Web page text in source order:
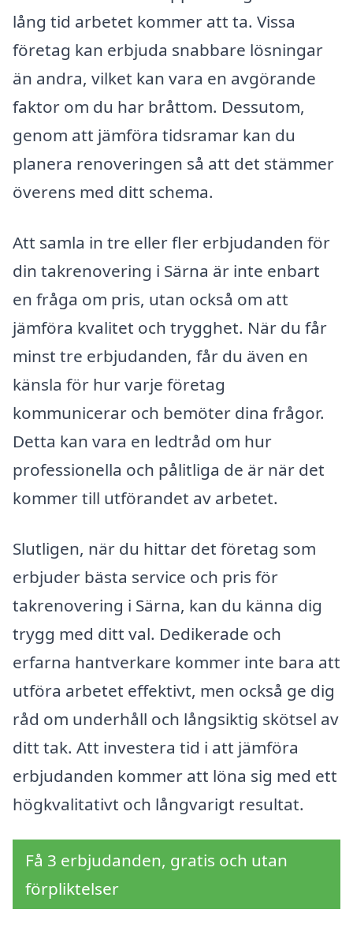
lång tid arbetet kommer att ta. Vissa
företag kan erbjuda snabbare lösningar
än andra, vilket kan vara en avgörande
faktor om du har bråttom. Dessutom,
genom att jämföra tidsramar kan du
planera renoveringen så att det stämmer
överens med ditt schema.
Att samla in tre eller fler erbjudanden för
din takrenovering i Särna är inte enbart
en fråga om pris, utan också om att
jämföra kvalitet och trygghet. När du får
minst tre erbjudanden, får du även en
känsla för hur varje företag
kommunicerar och bemöter dina frågor.
Detta kan vara en ledtråd om hur
professionella och pålitliga de är när det
kommer till utförandet av arbetet.
Slutligen, när du hittar det företag som
erbjuder bästa service och pris för
takrenovering i Särna, kan du känna dig
trygg med ditt val. Dedikerade och
erfarna hantverkare kommer inte bara att
utföra arbetet effektivt, men också ge dig
råd om underhåll och långsiktig skötsel av
ditt tak. Att investera tid i att jämföra
erbjudanden kommer att löna sig med ett
högkvalitativt och långvarigt resultat.
Få 3 erbjudanden, gratis och utan
förpliktelser